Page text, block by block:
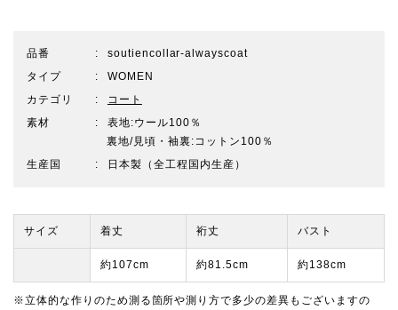
品番
soutiencollar-alwayscoat
タイプ
WOMEN
カテゴリ
コート
素材
表地:ウール100％
裏地/見頃・袖裏:コットン100％
生産国
日本製（全工程国内生産）
サイズ 着丈 裄丈 バスト
約107cm 約81.5cm 約138cm
※立体的な作りのため測る箇所や測り方で多少の差異もございますの